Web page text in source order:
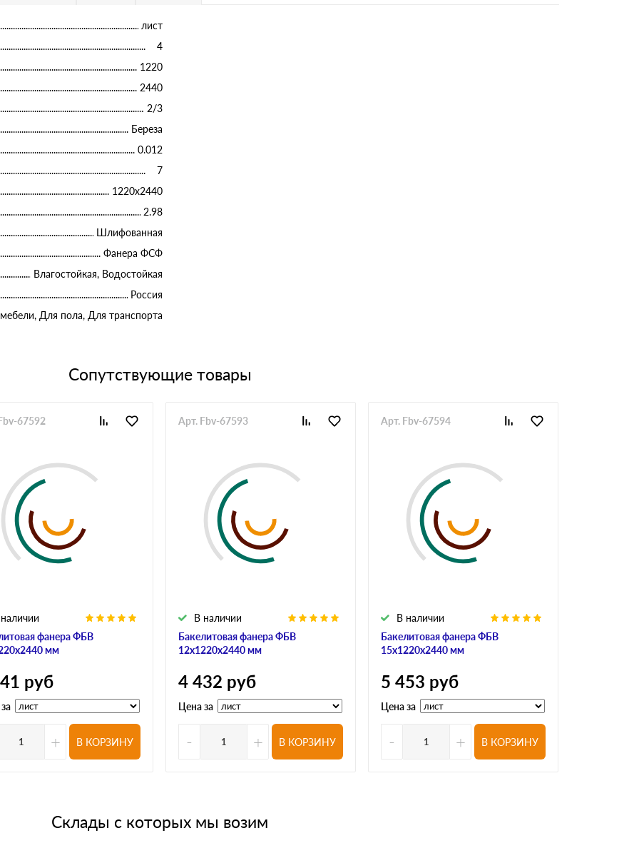
лист
4
1220
2440
2/3
Береза
0.012
7
1220х2440
2.98
Шлифованная
Фанера ФСФ
Влагостойкая, Водостойкая
Россия
Для пола, Для транспорта
Сопутствующие товары
фанера ФБВ
мм
67592
руб
+ В КОРЗИНУ
Бакелитовая фанера ФБВ
12х1220х2440 мм
В наличии
Арт. Fbv-67593
4 432 руб
Цена за
- + В КОРЗИНУ
Бакелитовая фанера ФБВ
15х1220х2440 мм
В наличии
Арт. Fbv-67594
5 453 руб
Цена за
- + В КОРЗИНУ
Склады с которых мы возим